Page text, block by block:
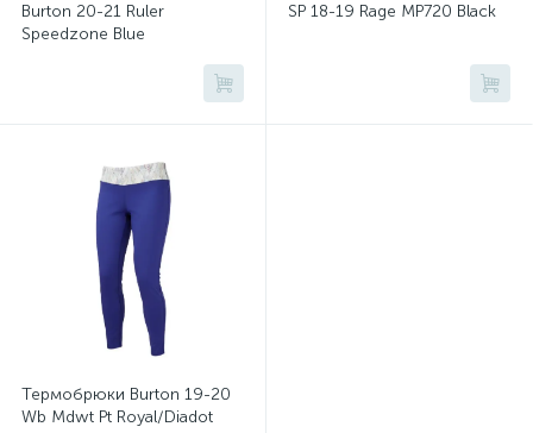
Burton 20-21 Ruler
Speedzone Blue
SP 18-19 Rage MP720 Black
Термобрюки Burton 19-20
Wb Mdwt Pt Royal/Diadot